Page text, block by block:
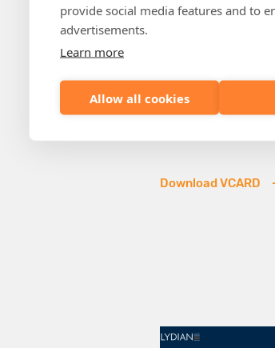
provide social media features and to
advertisements.
Learn more
Allow all cookies
Dario
Download VCARD